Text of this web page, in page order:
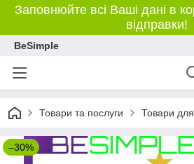
Заповнюйте всі Ваші дані в
відправки!
BeSimple
Товари та послуги Товари для
–30%